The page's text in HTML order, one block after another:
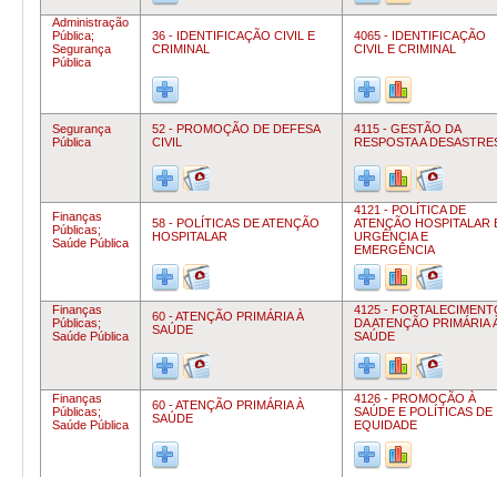
Administração
Pública;
Segurança
Pública
36 - IDENTIFICAÇÃO CIVIL E
CRIMINAL
4065 - IDENTIFICAÇÃO
CIVIL E CRIMINAL
Segurança
Pública
52 - PROMOÇÃO DE DEFESA
CIVIL
4115 - GESTÃO DA
RESPOSTA A
Finanças
Públicas;
Saúde Pública
58 - POLÍTICAS DE ATENÇÃO
HOSPITALAR
4121 - POLÍTICA DE
ATENÇÃO HOSPITALAR
URGÊNCIA E
EMERGÊNCIA
Finanças
Públicas;
Saúde Pública
60 - ATENÇÃO PRIMÁRIA À
SAÚDE
4125 -
DA ATENÇÃO PRIMÁRIA
SAÚDE
Finanças
Públicas;
Saúde Pública
60 - ATENÇÃO PRIMÁRIA À
SAÚDE
4126 - PROMOÇÃO À
SAÚDE E POLÍTICAS DE
EQUIDADE